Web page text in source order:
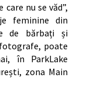
nu se văd”,
feminine din
de bărbați și
poate
în ParkLake
zona Main